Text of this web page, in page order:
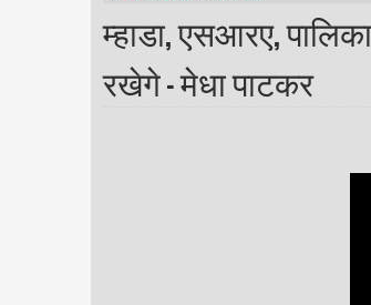
म्हाडा, एसआरए,
रखेगे - मेधा पाटकर